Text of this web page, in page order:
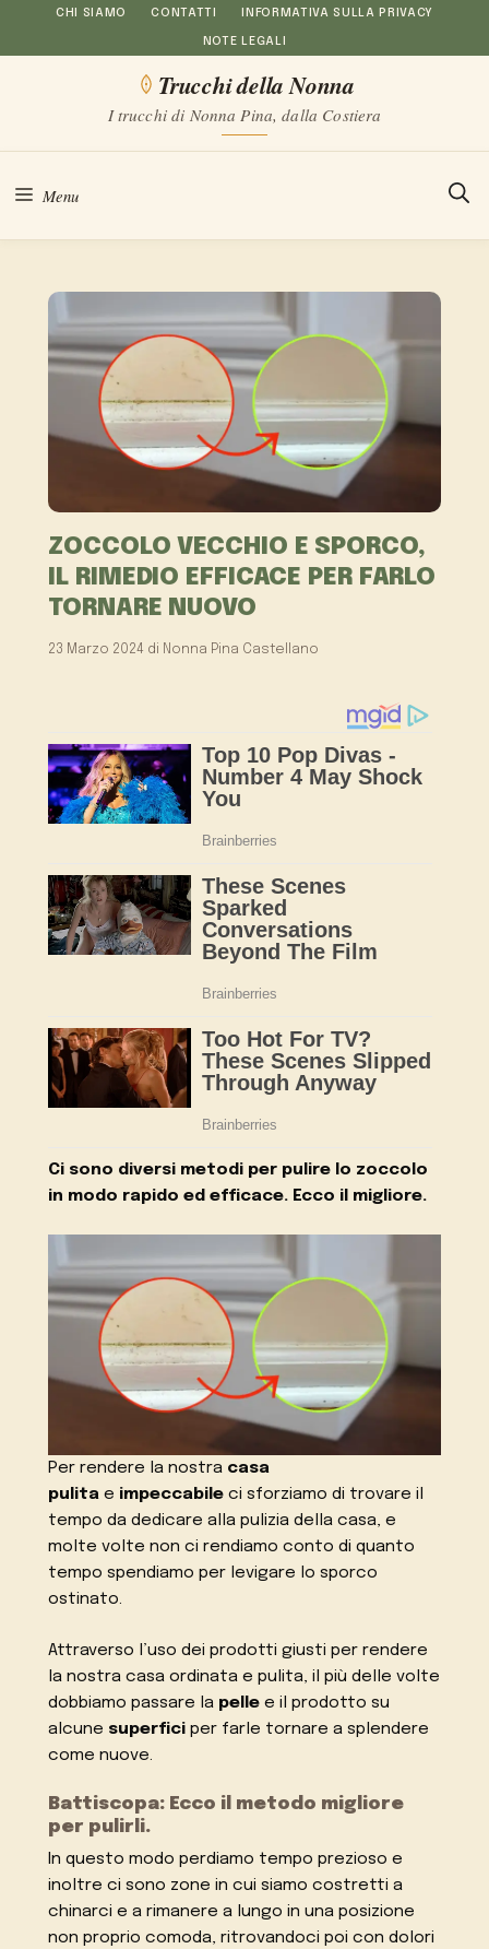
al
CHI SIAMO CONTATTI INFORMATIVA SULLA PRIVACY
NOTE LEGALI
Trucchi della Nonna
I trucchi di Nonna Pina, dalla Costiera
Menu
ZOCCOLO VECCHIO E SPORCO,
IL RIMEDIO EFFICACE PER FARLO
TORNARE NUOVO
23 Marzo 2024 di Nonna Pina Castellano
Ci sono diversi metodi per pulire lo zoccolo
in modo rapido ed efficace. Ecco il migliore.
Per rendere la nostra casa
pulita e impeccabile ci sforziamo di trovare il
tempo da dedicare alla pulizia della casa, e
molte volte non ci rendiamo conto di quanto
tempo spendiamo per levigare lo sporco
ostinato.
Attraverso l’uso dei prodotti giusti per rendere
la nostra casa ordinata e pulita, il più delle volte
dobbiamo passare la pelle e il prodotto su
alcune superfici per farle tornare a splendere
come nuove.
Battiscopa: Ecco il metodo migliore
per pulirli.
In questo modo perdiamo tempo prezioso e
inoltre ci sono zone in cui siamo costretti a
chinarci e a rimanere a lungo in una posizione
non proprio comoda, ritrovandoci poi con dolori